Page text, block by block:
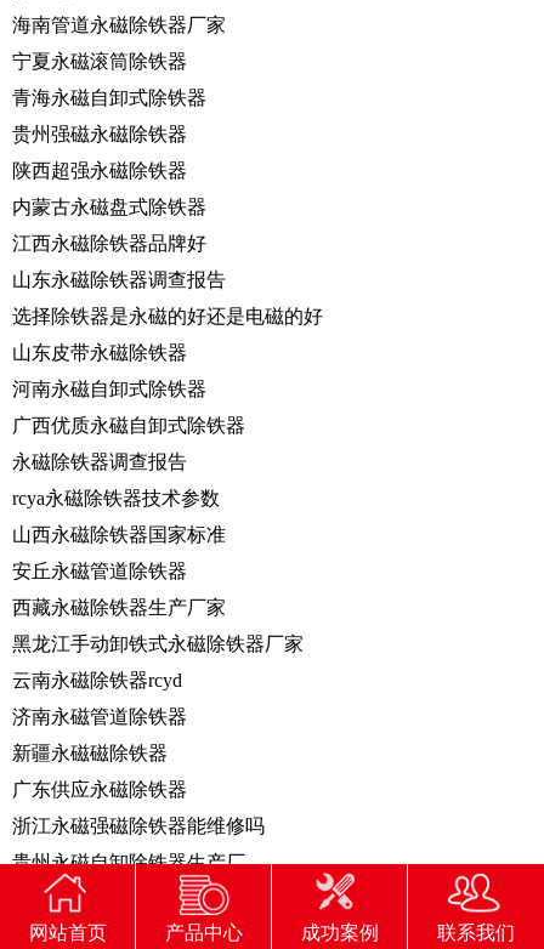
海南管道永磁除铁器厂家
宁夏永磁滚筒除铁器
青海永磁自卸式除铁器
贵州强磁永磁除铁器
陕西超强永磁除铁器
内蒙古永磁盘式除铁器
江西永磁除铁器品牌好
山东永磁除铁器调查报告
选择除铁器是永磁的好还是电磁的好
山东皮带永磁除铁器
河南永磁自卸式除铁器
广西优质永磁自卸式除铁器
永磁除铁器调查报告
rcya永磁除铁器技术参数
山西永磁除铁器国家标准
安丘永磁管道除铁器
西藏永磁除铁器生产厂家
黑龙江手动卸铁式永磁除铁器厂家
云南永磁除铁器rcyd
济南永磁管道除铁器
新疆永磁磁除铁器
广东供应永磁除铁器
浙江永磁强磁除铁器能维修吗
贵州永磁自卸除铁器生产厂
福建永磁除铁器设计
吉林永磁板式除铁器
网站首页 产品中心 成功案例 联系我们